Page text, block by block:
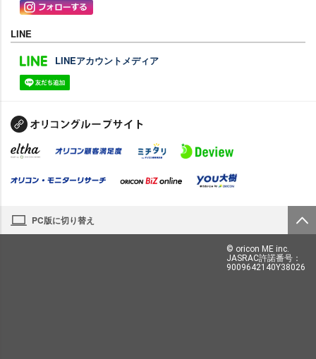
LINE
LINEアカウントメディア
PC版に切り替え
© oricon ME inc.
JASRAC許諾番号：
9009642140Y38026